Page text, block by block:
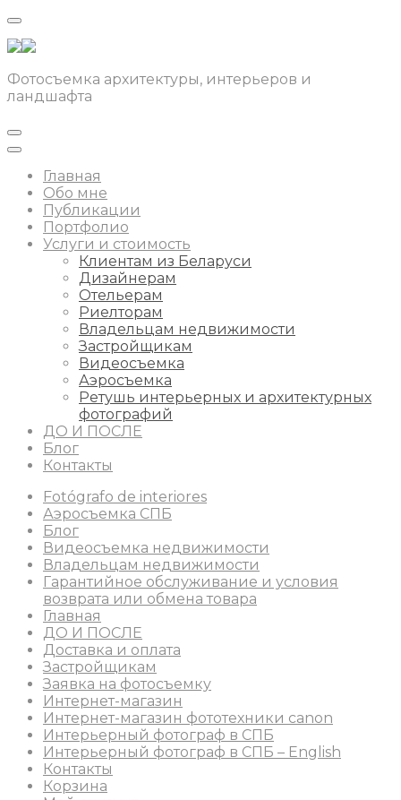
Фотосъемка архитектуры, интерьеров и
ландшафта
Главная
Обо мне
Публикации
Портфолио
Услуги и стоимость
Клиентам из Беларуси
Дизайнерам
Отельерам
Риелторам
Владельцам недвижимости
Застройщикам
Видеосъемка
Аэросъемка
Ретушь интерьерных и архитектурных
фотографий
ДО И ПОСЛЕ
Блог
Контакты
Fotógrafo de interiores
Аэросъемка СПБ
Блог
Видеосъемка недвижимости
Владельцам недвижимости
Гарантийное обслуживание и условия
возврата или обмена товара
Главная
ДО И ПОСЛЕ
Доставка и оплата
Застройщикам
Заявка на фотосъемку
Интернет-магазин
Интернет-магазин фототехники canon
Интерьерный фотограф в СПБ
Интерьерный фотограф в СПБ – English
Контакты
Корзина